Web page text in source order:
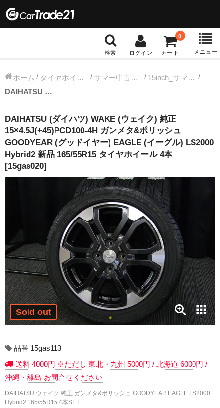
検索 ログイン カート
0
メニュー
冬タイヤホイール
13インチ：冬タイヤホイール
14インチ：冬タイヤホイール
15インチ：冬タイヤホイール
16インチ：冬タイヤホイール
17インチ：冬タイヤホイール
18インチ：冬タイヤホイール
19インチ：冬タイヤホイール
20インチ：冬タイヤホイール
夏タイヤホイール
12インチ：夏タイヤホイール
13インチ：夏タイヤホイール
14インチ：夏タイヤホイール
ホーム タイヤホイールセット サマー中古タイヤホイール
15inch_サマー中古タイヤホイール
DAIHATSU (ダイハツ) WAKE (ウェイク) 純正 15×4.5J(+45)PCD100-4H ガンメタ&ポリッシュ GOODYEAR (グッドイヤー) EAGLE (イーグル) LS2000 Hybrid2 新品 165/55R15 タイヤホイール 4本 [15gas020]
DAIHATSU (ダイハツ) WAKE (ウェイク) 純正
15×4.5J(+45)PCD100-4H ガンメタ&ポリッシュ
GOODYEAR (グッドイヤー) EAGLE (イーグル) LS2000
Hybrid2 新品 165/55R15 タイヤホイール 4本
[15gas020]
Sold out
品番 15gas113
送料 4000円 ※ただし 東北・九州 5000円 / 北海道 6000円 /
沖縄・離島 お問合せください
DAIHATSU ウェイク 純正 ガンメタ&ポリッシュ GOODYEAR EAGLE LS2000
Hybrid2 165/55R15 4本SET